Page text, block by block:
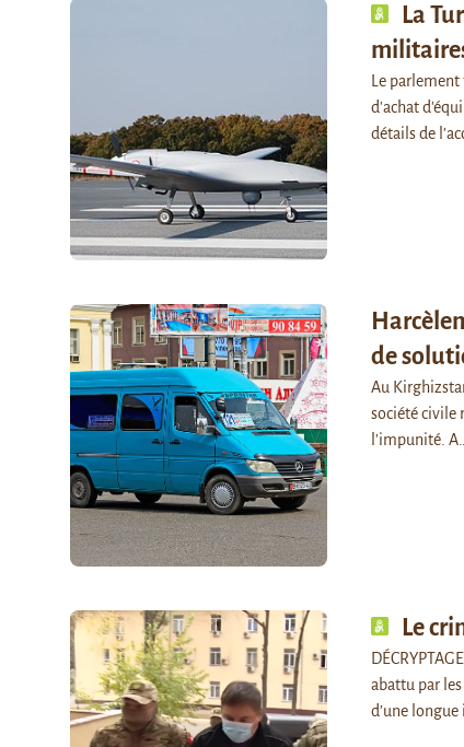
La
Le
d'achat
détails de
de
Au
société civile
l’impunité. A…
Le
abattu par
d’une